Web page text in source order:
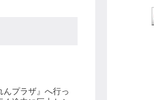
プラザ』へ行っ